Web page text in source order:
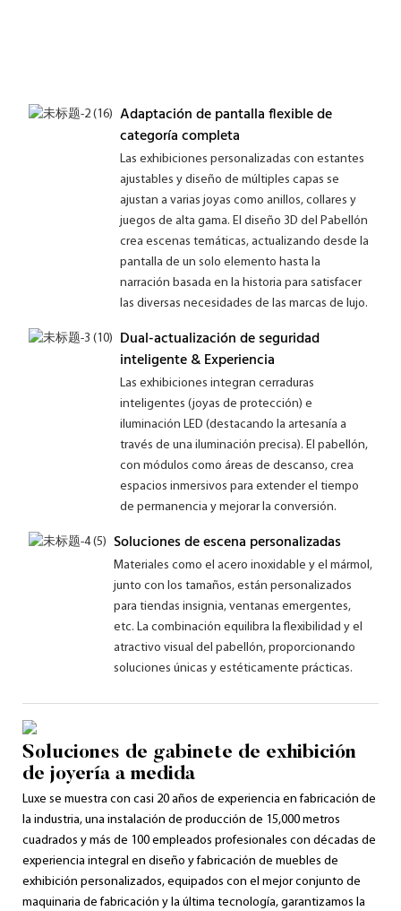
Adaptación de pantalla flexible de
categoría completa
Las exhibiciones personalizadas con estantes
ajustables y diseño de múltiples capas se
ajustan a varias joyas como anillos, collares y
juegos de alta gama. El diseño 3D del Pabellón
crea escenas temáticas, actualizando desde la
pantalla de un solo elemento hasta la
narración basada en la historia para satisfacer
las diversas necesidades de las marcas de lujo.
Dual-actualización de seguridad
inteligente & Experiencia
Las exhibiciones integran cerraduras
inteligentes (joyas de protección) e
iluminación LED (destacando la artesanía a
través de una iluminación precisa). El pabellón,
con módulos como áreas de descanso, crea
espacios inmersivos para extender el tiempo
de permanencia y mejorar la conversión.
Soluciones de escena personalizadas
Materiales como el acero inoxidable y el mármol,
junto con los tamaños, están personalizados
para tiendas insignia, ventanas emergentes,
etc. La combinación equilibra la flexibilidad y el
atractivo visual del pabellón, proporcionando
soluciones únicas y estéticamente prácticas.
Soluciones de gabinete de exhibición
de joyería a medida
Luxe se muestra con casi 20 años de experiencia en fabricación de
la industria, una instalación de producción de 15,000 metros
cuadrados y más de 100 empleados profesionales con décadas de
experiencia integral en diseño y fabricación de muebles de
exhibición personalizados, equipados con el mejor conjunto de
maquinaria de fabricación y la última tecnología, garantizamos la